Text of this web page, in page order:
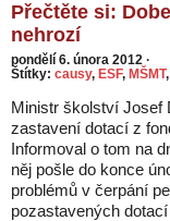
Přečtěte si:
nehrozí
pondělí 6. února 2012 ·
Štítky: causy, ESF, MŠMT,
Ministr školství Josef
zastavení dotací z
Informoval o tom na
něj pošle do konce
problémů v čerpání
pozastavených